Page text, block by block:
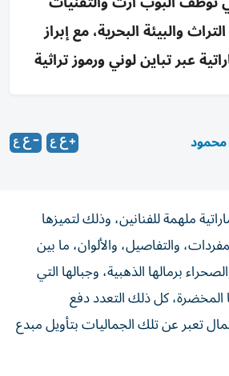
والبيئة البحرية، مع إبراز
عبر تباين لوني ورموز تراثية
محمود
ملهمة للفنانين، وذلك لتميزها
والتفاصيل، والألوان، ما بين
برمالها الذهبية، وجبالها التي
كل ذلك التعدد دفع
تعبر عن تلك الجماليات بتأويل مبدع